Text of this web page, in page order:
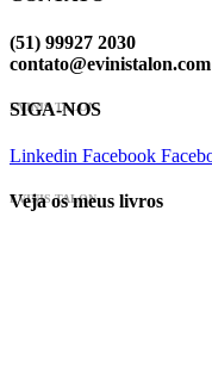
(51) 99927 2030
contato@evinistalon.com
EVINIS TALON
SIGA-NOS
Linkedin Facebook
EVINIS TALON
Veja os meus livros